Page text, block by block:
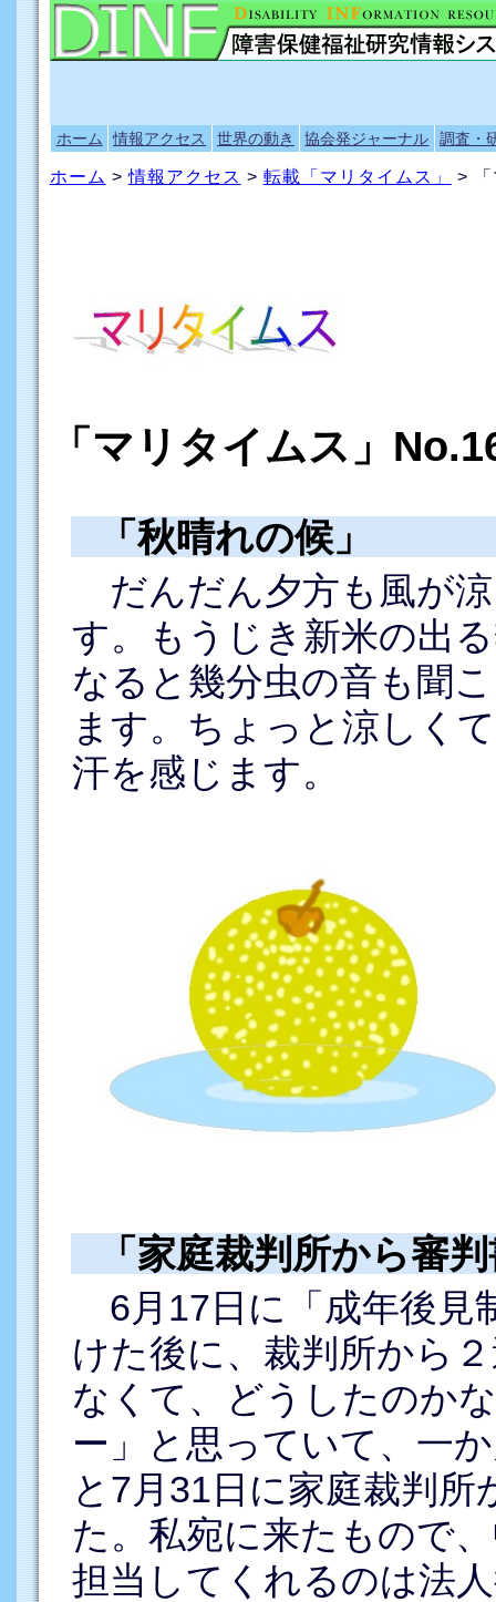
ホーム 情報アクセス 世界の動き 協会発ジャーナル 調査・
ホーム >情報アクセス > 転載「マリタイムス」 >
「マリタイムス」
「秋晴れの候」
だんだん夕方も風が
す。もうじき新米の出
なると幾分虫の音も聞
ます。ちょっと涼しく
汗を感じます。
「家庭裁判所から審
6月17日に「成年後見
けた後に、裁判所から
なくて、どうしたのか
ー」と思っていて、一
と7月31日に家庭裁判
た。私宛に来たもので
担当してくれるのは法